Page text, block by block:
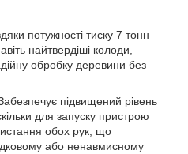
потужності тиску 7 тонн
найтвердіші колоди,
обробку деревини без
підвищений рівень
для запуску пристрою
обох рук, що
або ненавмисному